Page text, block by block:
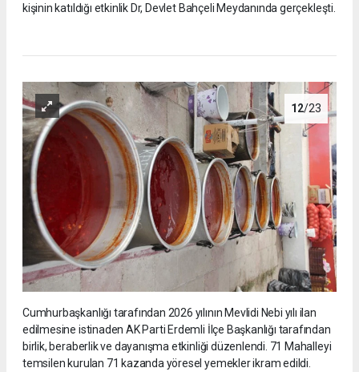
kişinin katıldığı etkinlik Dr, Devlet Bahçeli Meydanında gerçekleşti.
12/23
Cumhurbaşkanlığı tarafından 2026 yılının Mevlidi Nebi yılı ilan
edilmesine istinaden AK Parti Erdemli İlçe Başkanlığı tarafından
birlik, beraberlik ve dayanışma etkinliği düzenlendi. 71 Mahalleyi
temsilen kurulan 71 kazanda yöresel yemekler ikram edildi.